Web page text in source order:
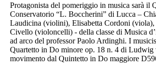
Protagonista del pomeriggio in musica sarà il
Conservatorio “L. Boccherini” di Lucca –
Laudicina (violini), Elisabetta Cordoni
Civello (violoncelli) - della classe di Musica
ad arco del professor Paolo Ardinghi. I
Quartetto in Do minore op. 18 n. 4 di Ludwig
movimento dal Quintetto in Do maggiore